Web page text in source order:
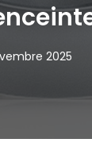
2025